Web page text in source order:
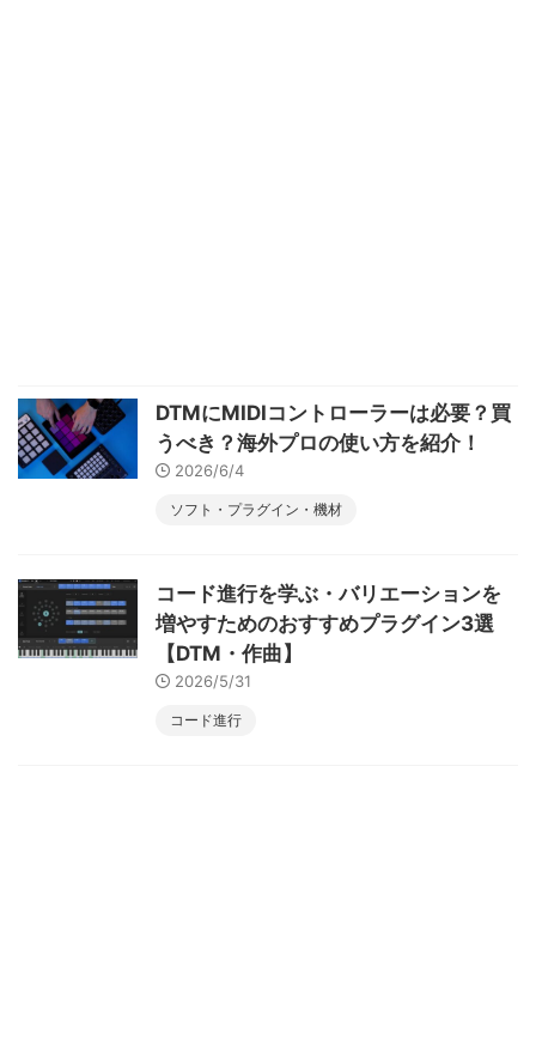
DTMにMIDIコントローラーは必要？買
うべき？海外プロの使い方を紹介！
2026/6/4
ソフト・プラグイン・機材
コード進行を学ぶ・バリエーションを
増やすためのおすすめプラグイン3選
【DTM・作曲】
2026/5/31
コード進行